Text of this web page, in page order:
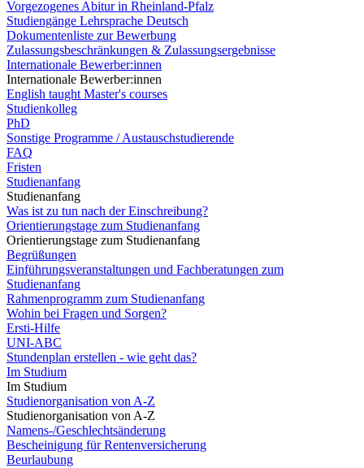
Vorgezogenes Abitur in Rheinland-Pfalz
Studiengänge Lehrsprache Deutsch
Dokumentenliste zur Bewerbung
Zulassungsbeschränkungen & Zulassungsergebnisse
Internationale Bewerber:innen
Internationale Bewerber:innen
English taught Master's courses
Studienkolleg
PhD
Sonstige Programme / Austauschstudierende
FAQ
Fristen
Studienanfang
Studienanfang
Was ist zu tun nach der Einschreibung?
Orientierungstage zum Studienanfang
Orientierungstage zum Studienanfang
Begrüßungen
Einführungsveranstaltungen und Fachberatungen zum
Studienanfang
Rahmenprogramm zum Studienanfang
Wohin bei Fragen und Sorgen?
Ersti-Hilfe
UNI-ABC
Stundenplan erstellen - wie geht das?
Im Studium
Im Studium
Studienorganisation von A-Z
Studienorganisation von A-Z
Namens-/Geschlechtsänderung
Bescheinigung für Rentenversicherung
Beurlaubung